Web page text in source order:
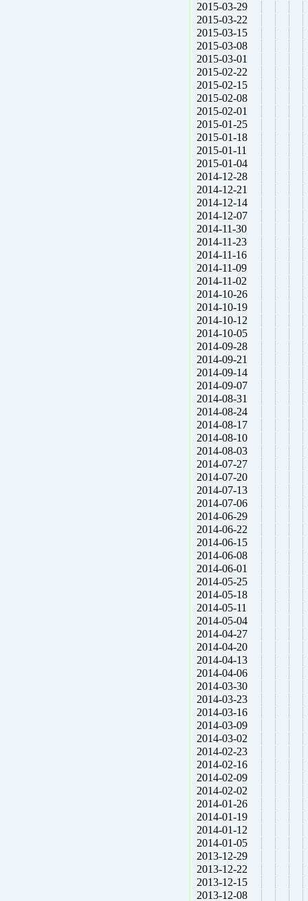
2015-03-29
2015-03-22
2015-03-15
2015-03-08
2015-03-01
2015-02-22
2015-02-15
2015-02-08
2015-02-01
2015-01-25
2015-01-18
2015-01-11
2015-01-04
2014-12-28
2014-12-21
2014-12-14
2014-12-07
2014-11-30
2014-11-23
2014-11-16
2014-11-09
2014-11-02
2014-10-26
2014-10-19
2014-10-12
2014-10-05
2014-09-28
2014-09-21
2014-09-14
2014-09-07
2014-08-31
2014-08-24
2014-08-17
2014-08-10
2014-08-03
2014-07-27
2014-07-20
2014-07-13
2014-07-06
2014-06-29
2014-06-22
2014-06-15
2014-06-08
2014-06-01
2014-05-25
2014-05-18
2014-05-11
2014-05-04
2014-04-27
2014-04-20
2014-04-13
2014-04-06
2014-03-30
2014-03-23
2014-03-16
2014-03-09
2014-03-02
2014-02-23
2014-02-16
2014-02-09
2014-02-02
2014-01-26
2014-01-19
2014-01-12
2014-01-05
2013-12-29
2013-12-22
2013-12-15
2013-12-08